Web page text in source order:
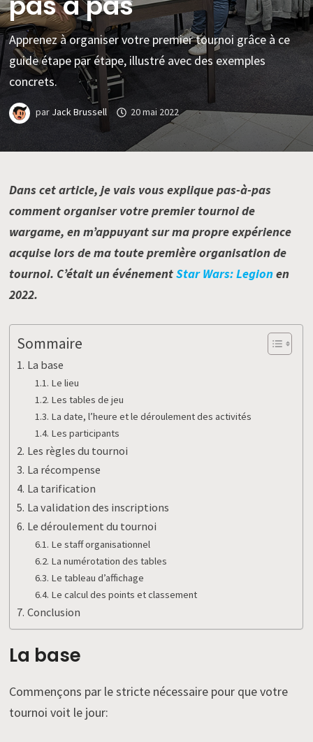
Apprenez à organiser votre premier tournoi grâce à ce
guide étape par étape, illustré avec des exemples
concrets.
par Jack Brussell 20 mai 2022
Dans cet article, je vais vous explique pas-à-pas
comment organiser votre premier tournoi de
wargame, en m’appuyant sur ma propre expérience
acquise lors de ma toute première organisation de
tournoi. C’était un événementStar Wars: Legionen
2022.
Sommaire
La base
Le lieu
Les tables de jeu
La date, l’heure et le déroulement des activités
Les participants
Les règles du tournoi
La récompense
La tarification
La validation des inscriptions
Le déroulement du tournoi
Le staff organisationnel
La numérotation des tables
Le tableau d’affichage
Le calcul des points et classement
Conclusion
La base
Commençons par le stricte nécessaire pour que votre
tournoi voit le jour: